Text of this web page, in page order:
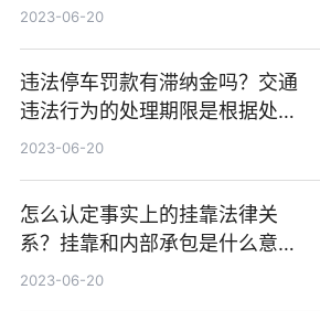
动关系的效力呢？ 环球新消息
2023-06-20
违法停车罚款有滞纳金吗？交通
违法行为的处理期限是根据处罚
单的情况来定的吗？-环球今头条
2023-06-20
怎么认定事实上的挂靠法律关
系？挂靠和内部承包是什么意
思？_环球百事通
2023-06-20